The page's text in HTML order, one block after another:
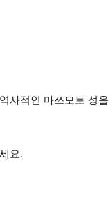
사적인 마쓰모토 성
요.